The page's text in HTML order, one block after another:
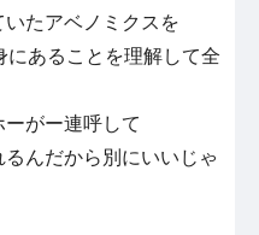
たアベノミクスを
にあることを理解して全
がー連呼して
んだから別にいいじゃ